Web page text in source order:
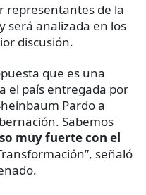
representantes de la
y será analizada en los
discusión.
que es una
el país entregada por
Pardo a
Sabemos
muy fuerte con el
señaló